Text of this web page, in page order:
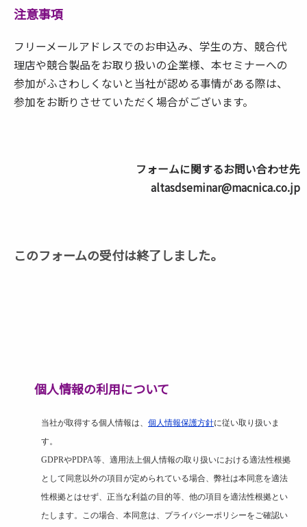
注意事項
フリーメールアドレスでのお申込み、学生の方、競合代
理店や競合製品をお取り扱いの企業様、本セミナーへの
参加がふさわしくないと当社が認める事情がある際は、
参加をお断りさせていただく場合がございます。
フォームに関するお問い合わせ先
altasdseminar@macnica.co.jp
このフォームの受付は終了しました。
個人情報の利用について
当社が取得する個人情報は、 個人情報保護方針に従い取り扱いま
す。
GDPRやPDPA等、適用法上個人情報の取り扱いにおける適法性根拠
として同意以外の項目が定められている場合、弊社は本同意を適法
性根拠とはせず、正当な利益の目的等、他の項目を適法性根拠とい
たします。この場合、本同意は、プライバシーポリシーをご確認い